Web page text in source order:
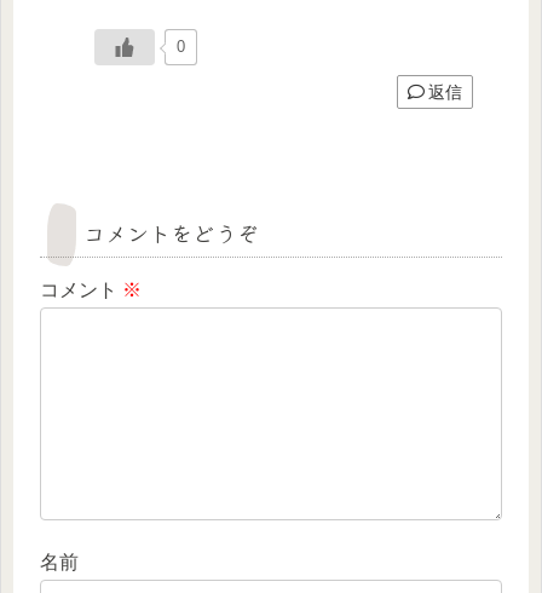
0
返信
コメントをどうぞ
コメント ※
名前